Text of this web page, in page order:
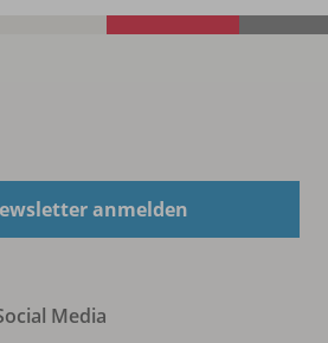
anmelden
Media